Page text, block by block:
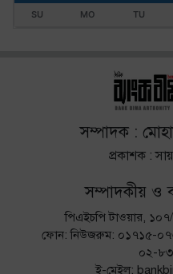
SU MO TU
সম্পাদক :
প্রকাশক :
সম্পাদকীয় ও
পিএইচপি টাওয়ার,
ফোন: নিউজরুম: ০১৭১৫-
০২-
ই-মেইল: